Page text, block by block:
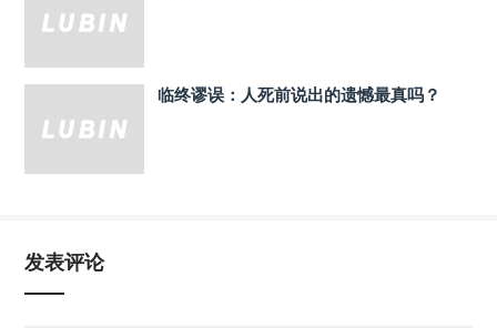
临终谬误：人死前说出的遗憾最真吗？
发表评论